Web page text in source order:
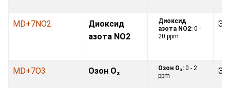
MD+7NO2
Диоксид
азота NO2
Диоксид
азота NO2: 0 -
20 ppm
MD+7O3 Озон O₃ Озон O₃: 0 - 2
ppm